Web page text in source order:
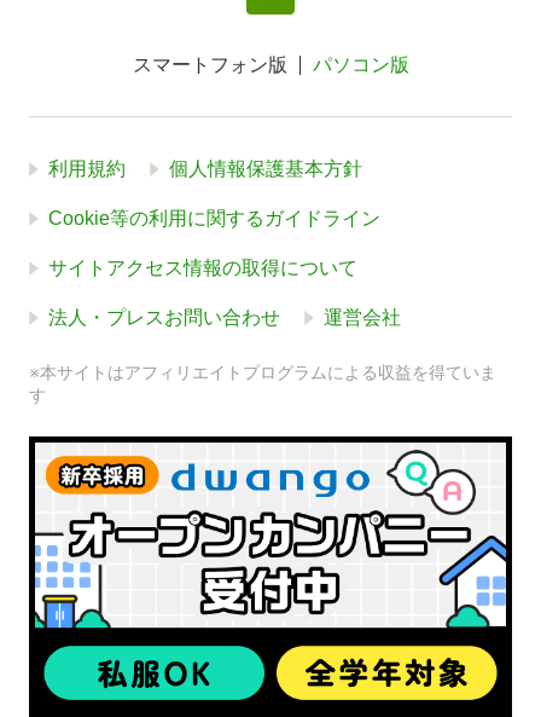
スマートフォン版 パソコン版
利用規約 個人情報保護基本方針
Cookie等の利用に関するガイドライン
サイトアクセス情報の取得について
法人・プレスお問い合わせ 運営会社
※本サイトはアフィリエイトプログラムによる収益を得ていま
す